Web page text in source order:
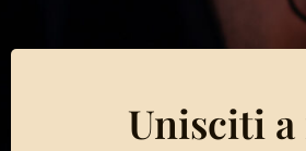
Unisciti a